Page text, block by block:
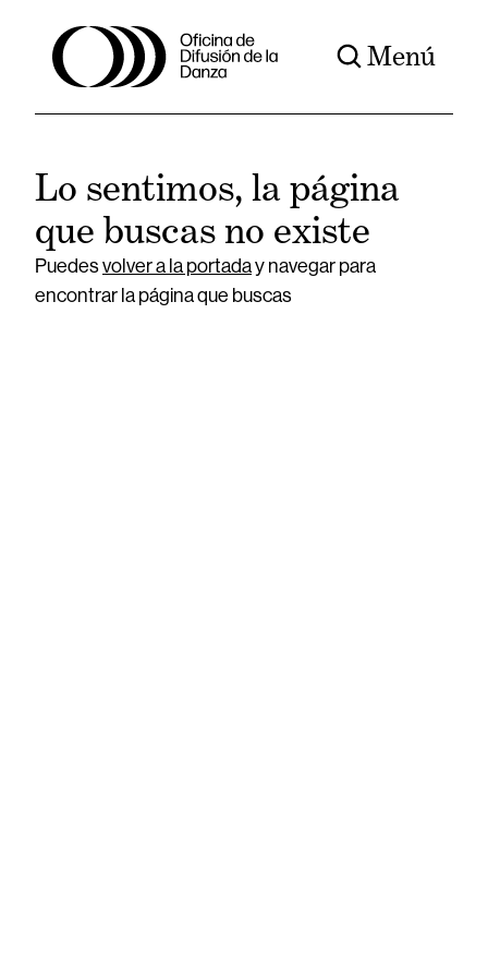
Menú
Lo sentimos, la página
que buscas no existe
Puedesvolver a la portaday navegar para
encontrar la página que buscas